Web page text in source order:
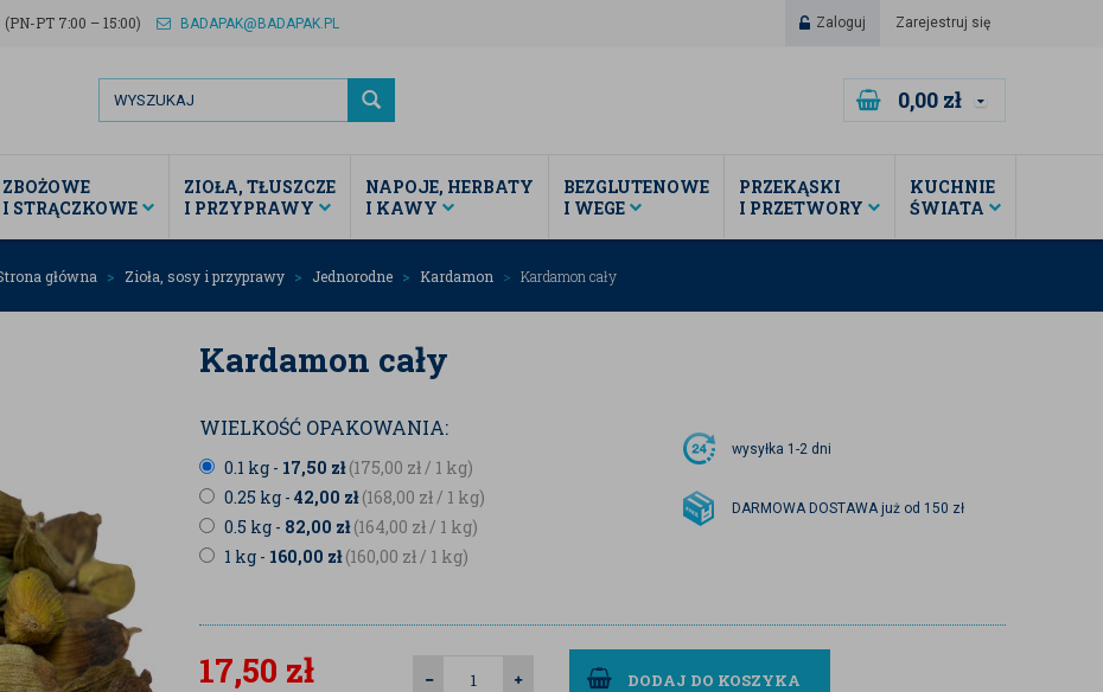
(PN-PT 7:00 – 15:00) BADAPAK@BADAPAK.PL Zaloguj Zarejestruj się
0,00 zł
ZBOŻOWE
I STRĄCZKOWE
ZIOŁA, TŁUSZCZE
I PRZYPRAWY
NAPOJE, HERBATY
I KAWY
BEZGLUTENOWE
I WEGE
PRZEKĄSKI
I PRZETWORY
KUCHNIE
ŚWIATA
główna Zioła, sosy i przyprawy Jednorodne Kardamon Kardamon cały
Kardamon cały
WIELKOŚĆ OPAKOWANIA:
0.1 kg - 17,50 zł(175,00 zł/ 1 kg)
0.25 kg - 42,00 zł(168,00 zł/ 1 kg)
0.5 kg - 82,00 zł(164,00 zł/ 1 kg)
1 kg - 160,00 zł(160,00 zł/ 1 kg)
wysyłka 1-2 dni
DARMOWA DOSTAWA już od 150 zł
17,50 zł DODAJ DO KOSZYKA